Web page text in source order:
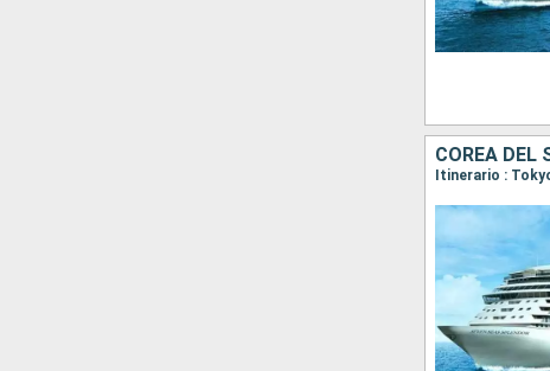
COREA DEL
Itinerario :